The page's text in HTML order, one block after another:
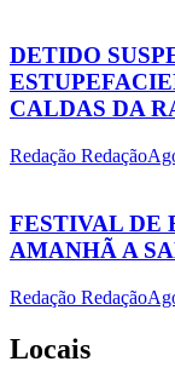
DETIDO
CALDAS DA
Redação Redação
FESTIVAL DE
AMANHÃ A
Redação Redação
Locais